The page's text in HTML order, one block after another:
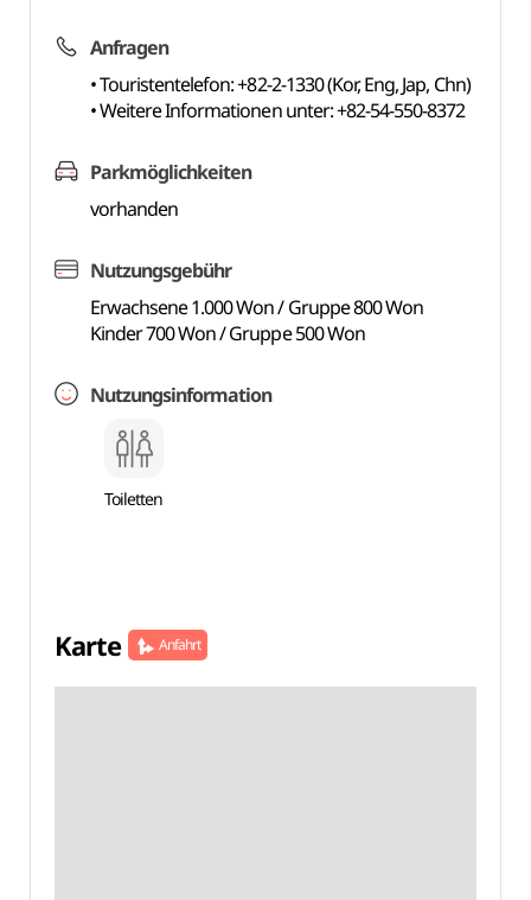
Anfragen
• Touristentelefon: +82-2-1330 (Kor, Eng, Jap, Chn)
• Weitere Informationen unter: +82-54-550-8372
Parkmöglichkeiten
vorhanden
Nutzungsgebühr
Erwachsene 1.000 Won / Gruppe 800 Won
Kinder 700 Won / Gruppe 500 Won
Nutzungsinformation
Toiletten
Karte Anfahrt